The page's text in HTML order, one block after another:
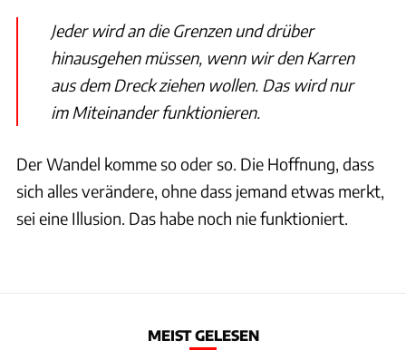
Jeder wird an die Grenzen und drüber
hinausgehen müssen, wenn wir den Karren
aus dem Dreck ziehen wollen. Das wird nur
im Miteinander funktionieren.
Der Wandel komme so oder so. Die Hoffnung, dass
sich alles verändere, ohne dass jemand etwas merkt,
sei eine Illusion. Das habe noch nie funktioniert.
MEIST GELESEN